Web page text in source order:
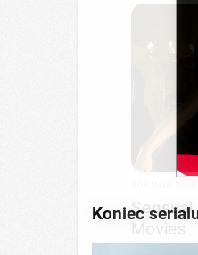
Koniec
Sensual